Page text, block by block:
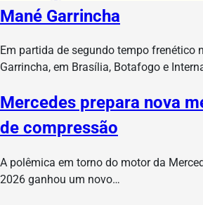
Mané Garrincha
Em partida de segundo tempo frenético
Garrincha, em Brasília, Botafogo e
Mercedes prepara nova
de compressão
A polêmica em torno do motor da
2026 ganhou um novo…